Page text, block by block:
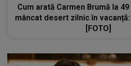
Cum arată Carmen Brumă la
mâncat desert zilnic în vacanță:
[FOTO]